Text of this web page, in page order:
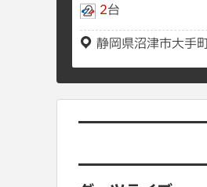
2台
静岡県沼津市大手